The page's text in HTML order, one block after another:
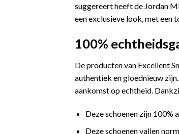
suggereert heeft de Jordan
een exclusieve look, met
100%
De producten van Excellent
authentiek en gloednieuw
aankomst op echtheid.
Deze schoenen zijn 100%
Deze schoenen vallen